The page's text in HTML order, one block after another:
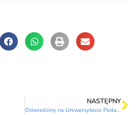
NASTĘPNY
Odwiedziny na Uniwersytecie Pedagogicznym